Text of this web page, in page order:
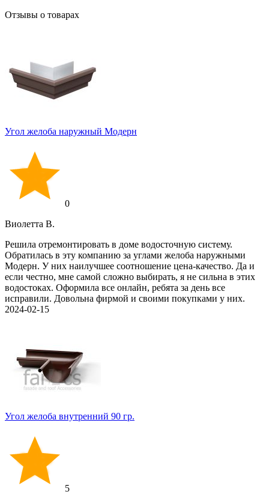
Отзывы о товарах
Угол желоба наружный Модерн
0
Виолетта В.
Решила отремонтировать в доме водосточную систему.
Обратилась в эту компанию за углами желоба наружными
Модерн. У них наилучшее соотношение цена-качество. Да и
если честно, мне самой сложно выбирать, я не сильна в этих
водостоках. Оформила все онлайн, ребята за день все
исправили. Довольна фирмой и своими покупками у них.
2024-02-15
Угол желоба внутренний 90 гр.
5